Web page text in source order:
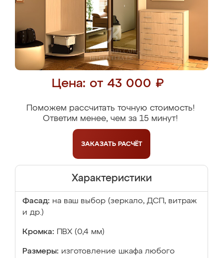
Цена: от 43 000 ₽
Поможем рассчитать точную стоимость!
Ответим менее, чем за 15 минут!
ЗАКАЗАТЬ РАСЧЁТ
Характеристики
Фасад: на ваш выбор (зеркало, ДСП, витраж
и др.)
Кромка: ПВХ (0,4 мм)
Размеры: изготовление шкафа любого